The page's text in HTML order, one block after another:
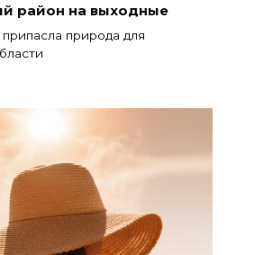
район на выходные
природа для